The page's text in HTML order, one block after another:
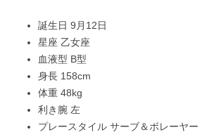
誕生日 9月12日
星座 乙女座
血液型 B型
身長 158cm
体重 48kg
利き腕 左
プレースタイル サーブ＆ボレーヤー